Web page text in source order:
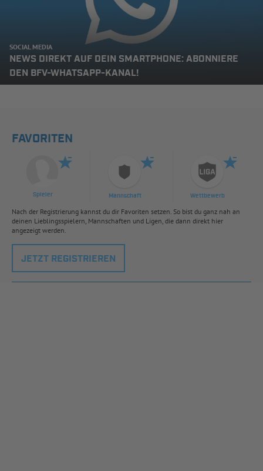
SOCIAL MEDIA
NEWS DIREKT AUF DEIN SMARTPHONE: ABONNIERE
DEN BFV-WHATSAPP-KANAL!
FAVORITEN
Spieler Mannschaft Wettbewerb
Nach der Registrierung kannst du dir Favoriten setzen. So bist du ganz nah an
deinen Lieblingsspielern, Mannschaften und Ligen, die dann direkt hier
angezeigt werden.
JETZT REGISTRIEREN